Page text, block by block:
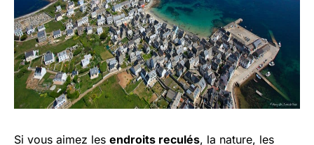
Si vous aimez les endroits reculés, la nature, les